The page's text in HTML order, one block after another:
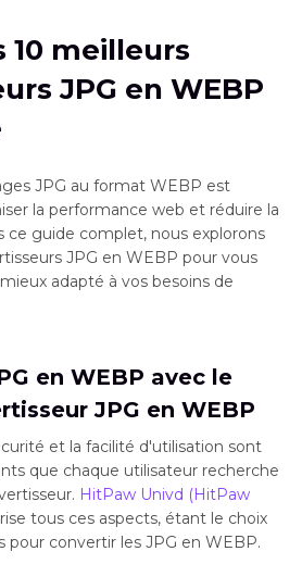
fréquentes sur JPG en
10 meilleurs
JPG en WEBP
JPG au format WEBP est
la performance web et réduire la
ce guide complet, nous explorons
JPG en WEBP pour vous
adapté à vos besoins de
en WEBP avec le
JPG en WEBP
et la facilité d'utilisation sont
que chaque utilisateur recherche
HitPaw Univd (HitPaw
tous ces aspects, étant le choix
pour convertir les JPG en WEBP.